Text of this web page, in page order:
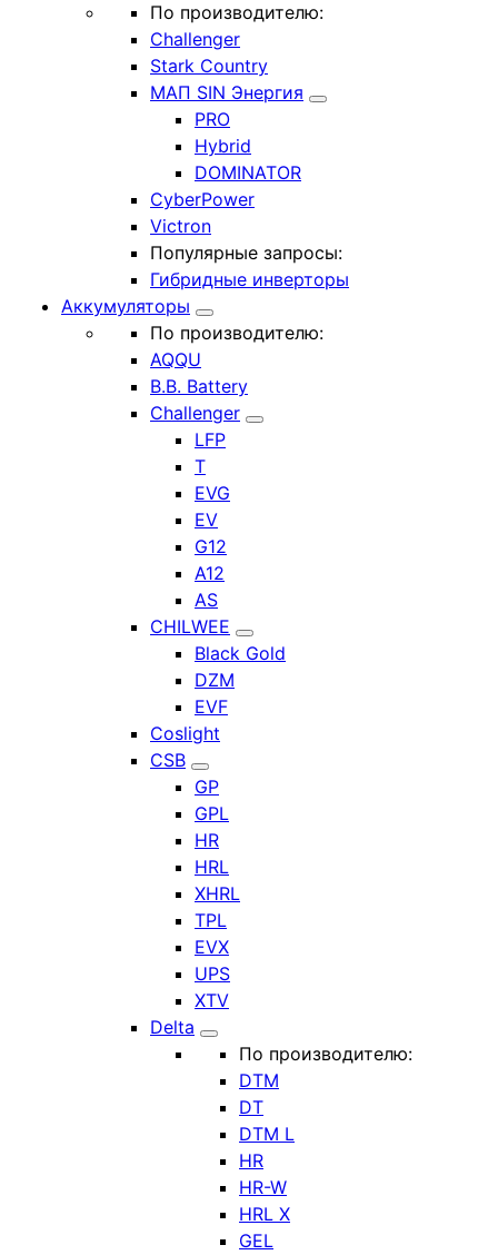
По производителю:
Challenger
Stark Country
МАП SIN Энергия
PRO
Hybrid
DOMINATOR
CyberPower
Victron
Популярные запросы:
Гибридные инверторы
Аккумуляторы
По производителю:
AQQU
B.B. Battery
Challenger
LFP
T
EVG
EV
G12
A12
AS
CHILWEE
Black Gold
DZM
EVF
Coslight
CSB
GP
GPL
HR
HRL
XHRL
TPL
EVX
UPS
XTV
Delta
По производителю:
DTM
DT
DTM L
HR
HR-W
HRL X
GEL